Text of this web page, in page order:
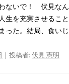
ないで！ 伏見な
生を充実させるこ
た。結局、食い
| 投稿者:伏見 憲明